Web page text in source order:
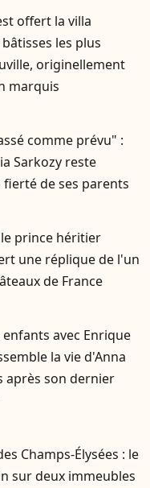
offert la villa
bâtisses les plus
originellement
marquis
comme prévu" :
Sarkozy reste
de ses parents
le prince héritier
une réplique de l'un
de France
avec Enrique
la vie d'Anna
après son dernier
Champs-Élysées : le
sur deux immeubles